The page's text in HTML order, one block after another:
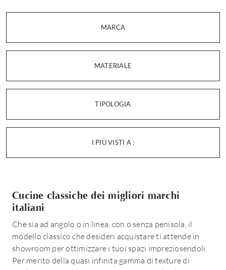
MARCA
MATERIALE
TIPOLOGIA
I PIÙ VISTI A :
Cucine classiche dei migliori marchi
italiani
Che sia ad angolo o in linea, con o senza penisola, il
modello classico che desideri acquistare ti attende in
showroom per ottimizzare i tuoi spazi impreziosendoli.
Per merito della quasi infinita gamma di texture di